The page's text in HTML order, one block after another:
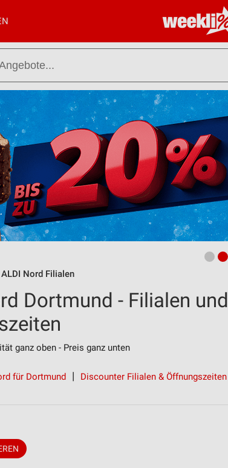
ALDI Nord Filialen
Dortmund - Filialen und
ganz oben - Preis ganz unten
für Dortmund Discounter Filialen & Öffnungszeiten